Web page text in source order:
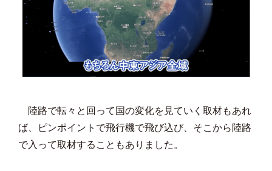
陸路で転々と回って国の変化を見ていく取材もあれ
ば、ピンポイントで飛行機で飛び込び、そこから陸路
で入って取材することもありました。